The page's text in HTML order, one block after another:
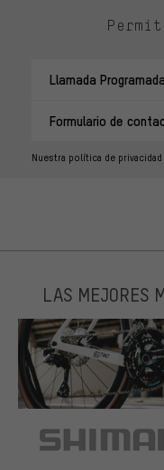
Llamada Programada
Formulario de
Nuestra política de privacidad
LAS MEJORES